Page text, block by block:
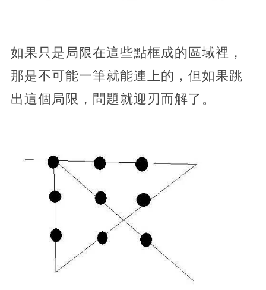
如果只是局限在這些點框成的區域裡，
那是不可能一筆就能連上的，但如果跳
出這個局限，問題就迎刃而解了。